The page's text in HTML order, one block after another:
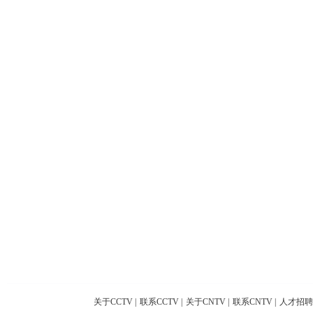
关于CCTV 联系CCTV 关于CNTV 联系CNTV 人才招聘